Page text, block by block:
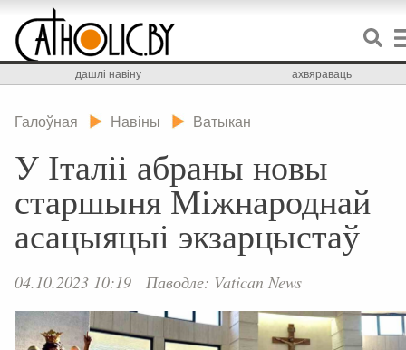
дашлі навіну ахвяраваць
Галоўная Навіны Ватыкан
У Італіі абраны новы
старшыня Міжнароднай
асацыяцыі экзарцыстаў
04.10.2023 10:19 Паводле: Vatican News